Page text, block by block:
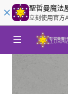
聖哲曼魔法
立刻使用官方